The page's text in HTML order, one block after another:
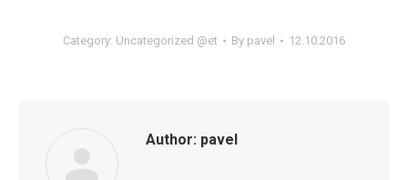
Category: Uncategorized @et By pavel 12.10.2016
Author: pavel